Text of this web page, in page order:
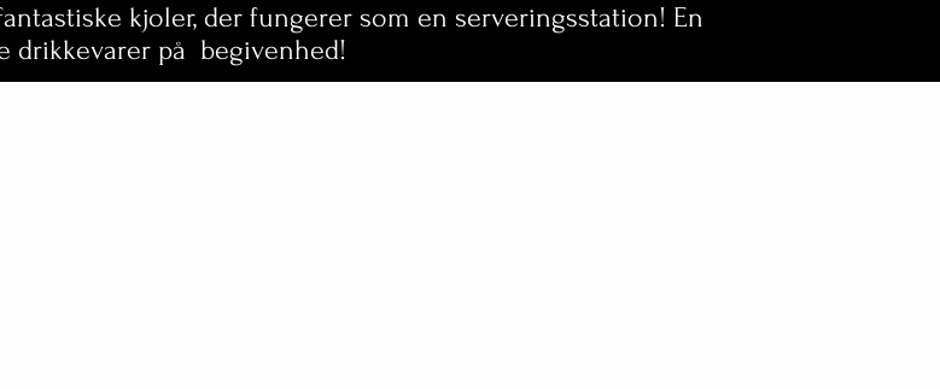
kjoler, der fungerer som en serveringsstation! En
drikkevarer på begivenhed!